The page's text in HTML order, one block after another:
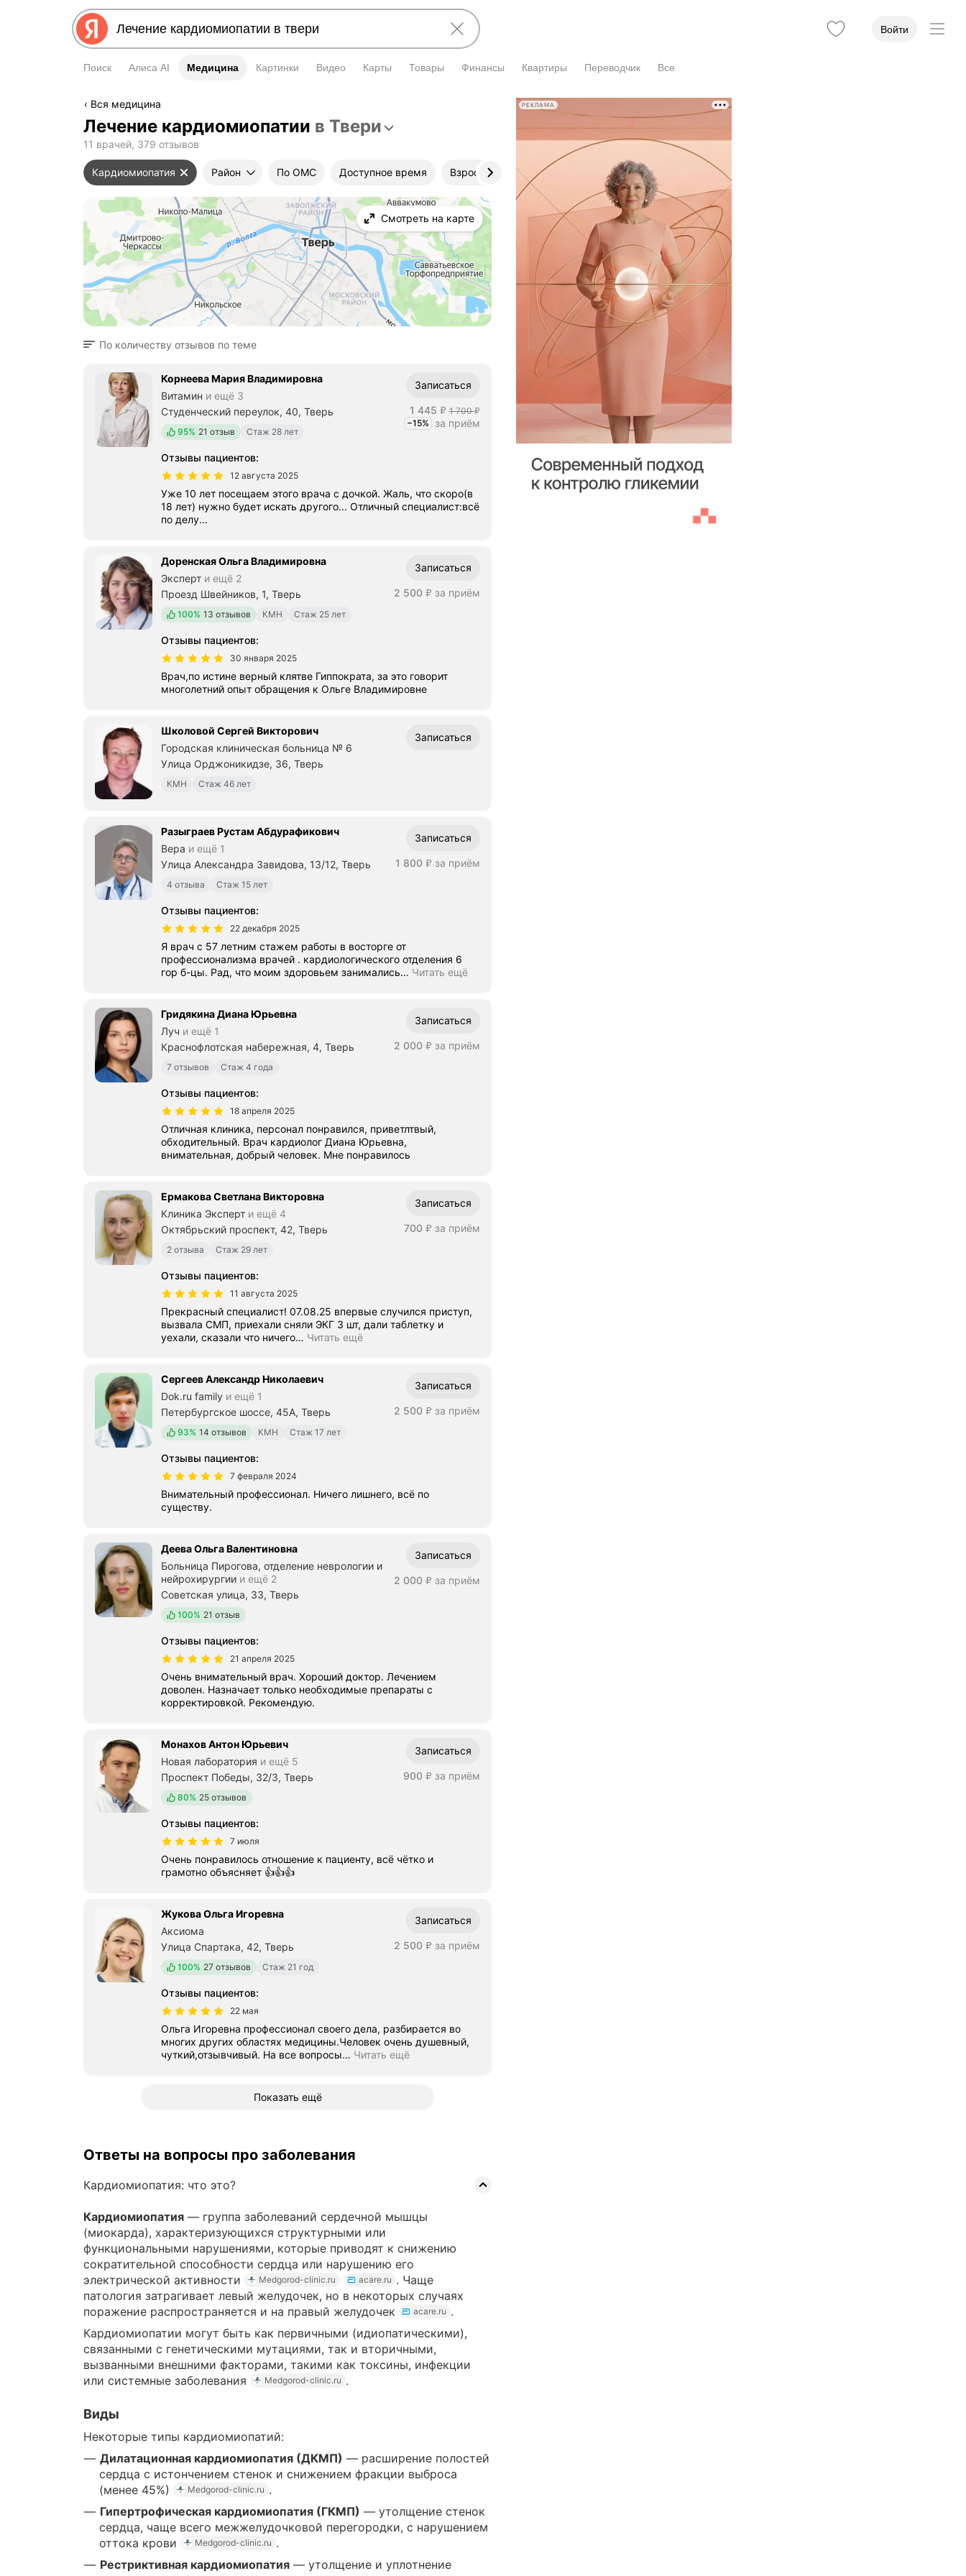
Войти
Поиск Алиса AI Медицина
Медицина Картинки Видео Карты Товары Финансы Квартиры Переводчик Все
Вся медицина
Лечение кардиомиопатии в Твери
11 врачей, 379 отзывов
Кардиомиопатия Район По ОМС Доступное время Взрослые и детские Клиника Цена приёма
Смотреть на карте
По количеству отзывов по теме
Корнеева Мария Владимировна
Витамин и ещё 3
Студенческий переулок, 40, Тверь
Положительных отзывов
95% 21 отзыв Стаж 28 лет
Записаться
Цена
1445
1 445 ₽ Цена
1700
1 700 ₽
Скидка -15%
−15% за приём
Отзывы пациентов:
12 августа 2025
Уже 10 лет посещаем этого врача с дочкой. Жаль, что скоро(в
18 лет) нужно будет искать другого... Отличный специалист:всё
по делу...
Доренская Ольга Владимировна
Эксперт и ещё 2
Проезд Швейников, 1, Тверь
Положительных отзывов
100% 13 отзывов КМН Стаж 25 лет
Записаться
Цена
2500
2 500 ₽ за приём
Отзывы пациентов:
30 января 2025
Врач,по истине верный клятве Гиппократа, за это говорит
многолетний опыт обращения к Ольге Владимировне
Школовой Сергей Викторович
Городская клиническая больница № 6
Улица Орджоникидзе, 36, Тверь
КМН Стаж 46 лет
Записаться
Разыграев Рустам Абдурафикович
Вера и ещё 1
Улица Александра Завидова, 13/12, Тверь
4 отзыва Стаж 15 лет
Записаться
Цена
1800
1 800 ₽ за приём
Отзывы пациентов:
22 декабря 2025
Я врач с 57 летним стажем работы в восторге от
профессионализма врачей . кардиологического отделения 6
гор б-цы. Рад, что моим здоровьем занимались… Читать ещё
Гридякина Диана Юрьевна
Луч и ещё 1
Краснофлотская набережная, 4, Тверь
7 отзывов Стаж 4 года
Записаться
Цена
2000
2 000 ₽ за приём
Отзывы пациентов:
18 апреля 2025
Отличная клиника, персонал понравился, приветлтвый,
обходительный. Врач кардиолог Диана Юрьевна,
внимательная, добрый человек. Мне понравилось
Ермакова Светлана Викторовна
Клиника Эксперт и ещё 4
Октябрьский проспект, 42, Тверь
2 отзыва Стаж 29 лет
Записаться
Цена
700 ₽ за приём
Отзывы пациентов:
11 августа 2025
Прекрасный специалист! 07.08.25 впервые случился приступ,
вызвала СМП, приехали сняли ЭКГ 3 шт, дали таблетку и
уехали, сказали что ничего… Читать ещё
Сергеев Александр Николаевич
Dok.ru family и ещё 1
Петербургское шоссе, 45А, Тверь
Положительных отзывов
93% 14 отзывов КМН Стаж 17 лет
Записаться
Цена
2500
2 500 ₽ за приём
Отзывы пациентов:
7 февраля 2024
Внимательный профессионал. Ничего лишнего, всё по
существу.
Деева Ольга Валентиновна
Больница Пирогова, отделение неврологии и
нейрохирургии и ещё 2
Советская улица, 33, Тверь
Положительных отзывов
100% 21 отзыв
Записаться
Цена
2000
2 000 ₽ за приём
Отзывы пациентов:
21 апреля 2025
Очень внимательный врач. Хороший доктор. Лечением
доволен. Назначает только необходимые препараты с
корректировкой. Рекомендую.
Монахов Антон Юрьевич
Новая лаборатория и ещё 5
Проспект Победы, 32/3, Тверь
Положительных отзывов
80% 25 отзывов
Записаться
Цена
900 ₽ за приём
Отзывы пациентов:
7 июля
Очень понравилось отношение к пациенту, всё чётко и
грамотно объясняет 👍👍👍
Жукова Ольга Игоревна
Аксиома
Улица Спартака, 42, Тверь
Положительных отзывов
100% 27 отзывов Стаж 21 год
Записаться
Цена
2500
2 500 ₽ за приём
Отзывы пациентов:
22 мая
Ольга Игоревна профессионал своего дела, разбирается во
многих других областях медицины.Человек очень душевный,
чуткий,отзывчивый. На все вопросы… Читать ещё
Показать ещё
Ответы на вопросы про заболевания
Кардиомиопатия: что это?
Кардиомиопатия — группа заболеваний сердечной мышцы
(миокарда), характеризующихся структурными или
функциональными нарушениями, которые приводят к снижению
сократительной способности сердца или нарушению его
электрической активности
Medgorod-clinic.ru acare.ru . Чаще
патология затрагивает левый желудочек, но в некоторых случаях
поражение распространяется и на правый желудочек
acare.ru .
Кардиомиопатии могут быть как первичными (идиопатическими),
связанными с генетическими мутациями, так и вторичными,
вызванными внешними факторами, такими как токсины, инфекции
или системные заболевания
Medgorod-clinic.ru .
Виды
Некоторые типы кардиомиопатий:
Дилатационная кардиомиопатия (ДКМП) — расширение полостей
сердца с истончением стенок и снижением фракции выброса
(менее 45%)
Medgorod-clinic.ru .
Гипертрофическая кардиомиопатия (ГКМП) — утолщение стенок
сердца, чаще всего межжелудочковой перегородки, с нарушением
оттока крови
Medgorod-clinic.ru .
Рестриктивная кардиомиопатия — утолщение и уплотнение
РЕКЛАМА